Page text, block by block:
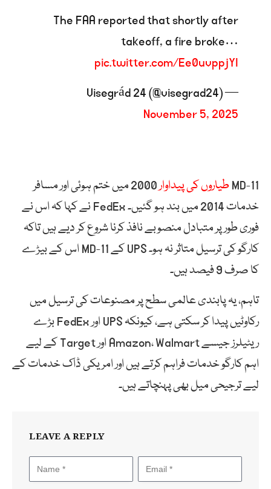
The FAA reported that shortly after
takeoff, a fire broke…
pic.twitter.com/Ee0uvppjYI
— Visegrád 24 (@visegrad24)
November 5, 2025
MD-11طیاروں کی پیداوار
2000 میں ختم ہوئی اور مسافر
خدمات 2014 میں بند ہو گئیں۔ FedEx نے کہا کہ اس نے
فوری طور پر متبادل منصوبے نافذ کرنا شروع کر دیے ہیں تاکہ
کارگو کی ترسیل متاثر نہ ہو۔ UPS کے MD-11 اس کے بیڑے
کا صرف 9 فیصد ہیں۔
تاہم، یہ پابندی عالمی سطح پر مصنوعات کی ترسیل میں
رکاوٹیں پیدا کر سکتی ہے، کیونکہ UPS اور FedEx بڑے
ریٹیلرز جیسے Amazon، Walmart اور Target کے لیے
اہم کارگو خدمات فراہم کرتے ہیں اور امریکی ڈاک خدمات کے
لیے ترجیحی میل بھی پہنچاتے ہیں۔
LEAVE A REPLY